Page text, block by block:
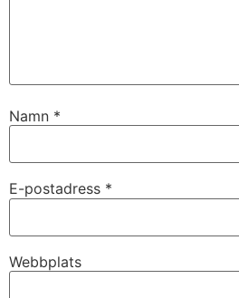
Namn *
E-postadress *
Webbplats